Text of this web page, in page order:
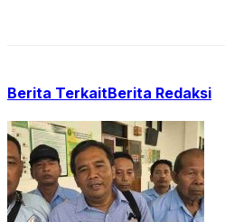
Berita TerkaitBerita Redaksi